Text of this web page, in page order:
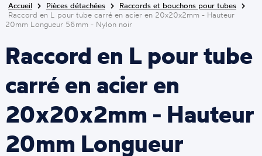
Accueil Pièces détachées
Raccords et bouchons pour tubes
Raccord en L pour tube carré en acier en 20x20x2mm - Hauteur
20mm Longueur 56mm - Nylon noir
Raccord en L pour tube
carré en acier en
20x20x2mm - Hauteur
20mm Longueur